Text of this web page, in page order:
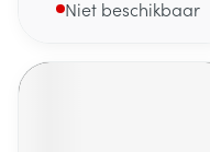
Niet beschikbaar